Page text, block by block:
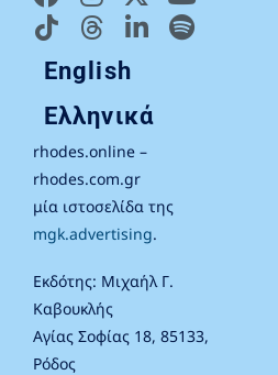
English
Ελληνικά
rhodes.online –
rhodes.com.gr
μία ιστοσελίδα της
mgk.advertising.
Εκδότης: Μιχαήλ Γ.
Καβουκλής
Αγίας Σοφίας 18, 85133,
Ρόδος